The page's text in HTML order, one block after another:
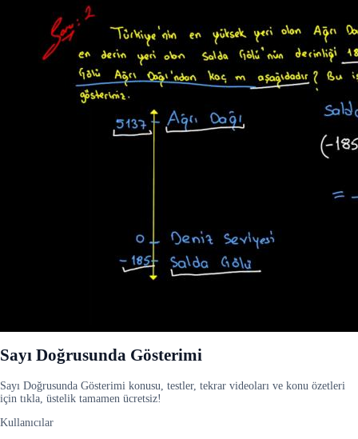
Sayı Doğrusunda Gösterimi
Sayı Doğrusunda Gösterimi konusu, testler, tekrar videoları ve konu özetleri
için tıkla, üstelik tamamen ücretsiz!
Kullanıcılar